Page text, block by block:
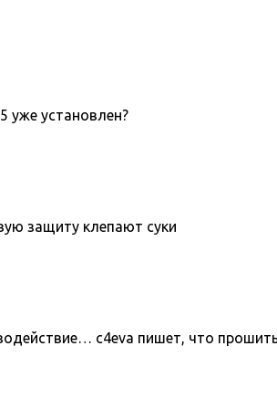
уже установлен?
защиту клепают суки
c4eva пишет, что